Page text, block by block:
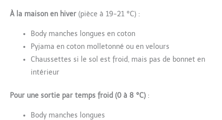
À la maison en hiver (pièce à 19-21 °C) :
Body manches longues en coton
Pyjama en coton molletonné ou en velours
Chaussettes si le sol est froid, mais pas de bonnet en
intérieur
Pour une sortie par temps froid (0 à 8 °C) :
Body manches longues